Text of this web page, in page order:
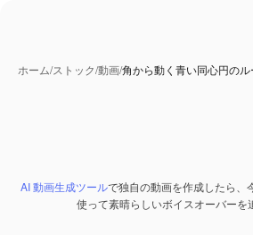
ホーム/ストック/動画/角から動く青い同心円の
Premium
AI 動画生成ツールで独自の動画を作成したら、
使って素晴らしいボイスオーバーを